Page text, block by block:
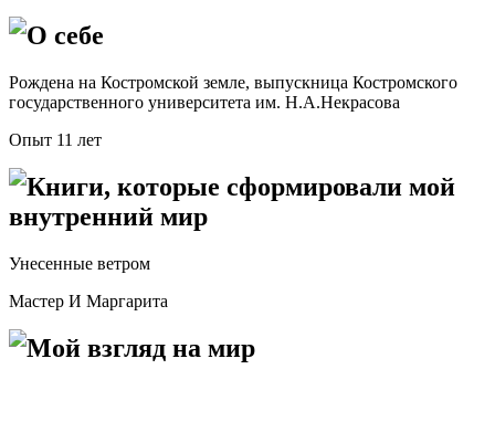
О себе
Рождена на Костромской земле, выпускница Костромского
государственного университета им. Н.А.Некрасова
Опыт 11 лет
Книги, которые сформировали мой
внутренний мир
Унесенные ветром
Мастер И Маргарита
Мой взгляд на мир